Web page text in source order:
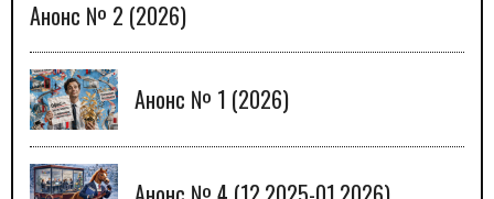
Анонс № 2 (2026)
Анонс № 1 (2026)